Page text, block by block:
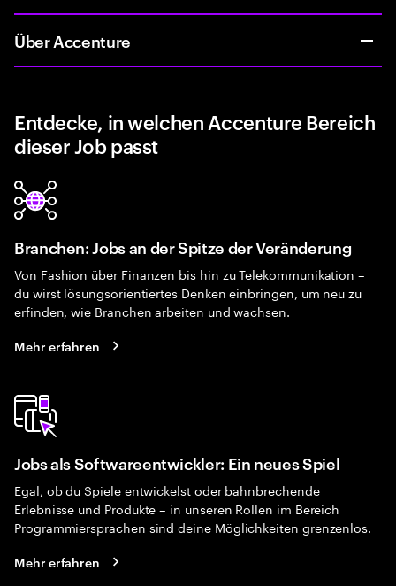
Über Accenture
Entdecke, in welchen Accenture Bereich
dieser Job passt
Branchen: Jobs an der Spitze der Veränderung
Von Fashion über Finanzen bis hin zu Telekommunikation –
du wirst lösungsorientiertes Denken einbringen, um neu zu
erfinden, wie Branchen arbeiten und wachsen.
Mehr erfahren
Jobs als Softwareentwickler: Ein neues Spiel
Egal, ob du Spiele entwickelst oder bahnbrechende
Erlebnisse und Produkte – in unseren Rollen im Bereich
Programmiersprachen sind deine Möglichkeiten grenzenlos.
Mehr erfahren